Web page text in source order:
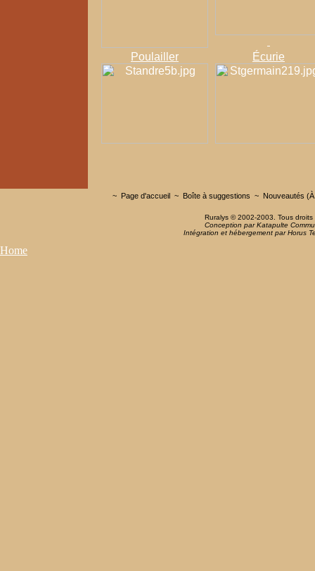
Poulailler Écurie
~ Page d'accueil~ Boîte à suggestions ~ Nouveautés
Ruralys © 2002-2003. Tous droits
Conception par Katapulte
Intégration et hébergement par Horus
Home